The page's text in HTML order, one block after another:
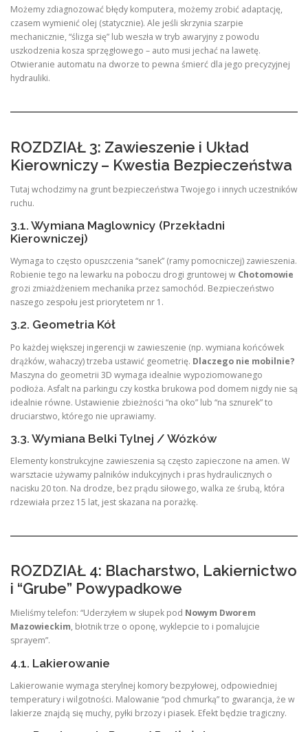
Możemy zdiagnozować błędy komputera, możemy zrobić adaptację,
czasem wymienić olej (statycznie). Ale jeśli skrzynia szarpie
mechanicznie, “ślizga się” lub weszła w tryb awaryjny z powodu
uszkodzenia kosza sprzęgłowego – auto musi jechać na lawetę.
Otwieranie automatu na dworze to pewna śmierć dla jego precyzyjnej
hydrauliki.
ROZDZIAŁ 3: Zawieszenie i Układ
Kierowniczy – Kwestia Bezpieczeństwa
Tutaj wchodzimy na grunt bezpieczeństwa Twojego i innych uczestników
ruchu.
3.1. Wymiana Maglownicy (Przekładni
Kierowniczej)
Wymaga to często opuszczenia “sanek” (ramy pomocniczej) zawieszenia.
Robienie tego na lewarku na poboczu drogi gruntowej w Chotomowie
grozi zmiażdżeniem mechanika przez samochód. Bezpieczeństwo
naszego zespołu jest priorytetem nr 1.
3.2. Geometria Kół
Po każdej większej ingerencji w zawieszenie (np. wymiana końcówek
drążków, wahaczy) trzeba ustawić geometrię. Dlaczego nie mobilnie?
Maszyna do geometrii 3D wymaga idealnie wypoziomowanego
podłoża. Asfalt na parkingu czy kostka brukowa pod domem nigdy nie są
idealnie równe. Ustawienie zbieżności “na oko” lub “na sznurek” to
druciarstwo, którego nie uprawiamy.
3.3. Wymiana Belki Tylnej / Wózków
Elementy konstrukcyjne zawieszenia są często zapieczone na amen. W
warsztacie używamy palników indukcyjnych i pras hydraulicznych o
nacisku 20 ton. Na drodze, bez prądu siłowego, walka ze śrubą, która
rdzewiała przez 15 lat, jest skazana na porażkę.
ROZDZIAŁ 4: Blacharstwo, Lakiernictwo
i “Grube” Powypadkowe
Mieliśmy telefon: “Uderzyłem w słupek pod Nowym Dworem
Mazowieckim, błotnik trze o oponę, wyklepcie to i pomalujcie
sprayem”.
4.1. Lakierowanie
Lakierowanie wymaga sterylnej komory bezpyłowej, odpowiedniej
temperatury i wilgotności. Malowanie “pod chmurką” to gwarancja, że w
lakierze znajdą się muchy, pyłki brzozy i piasek. Efekt będzie tragiczny.